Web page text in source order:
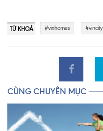
TỪ KHOÁ #vinhomes #vincity
CÙNG CHUYÊN MỤC